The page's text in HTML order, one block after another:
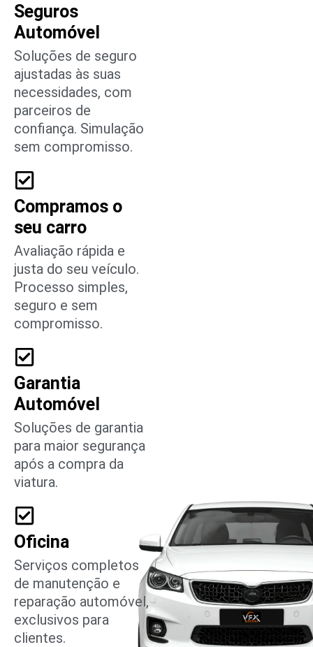
Seguros
Automóvel
Soluções de seguro
ajustadas às suas
necessidades, com
parceiros de
confiança. Simulação
sem compromisso.
Compramos o
seu carro
Avaliação rápida e
justa do seu veículo.
Processo simples,
seguro e sem
compromisso.
Garantia
Automóvel
Soluções de garantia
para maior segurança
após a compra da
viatura.
Oficina
Serviços completos
de manutenção e
reparação automóvel,
exclusivos para
clientes.